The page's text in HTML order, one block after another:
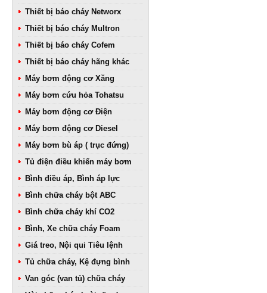
Thiết bị báo cháy Networx
Thiết bị báo cháy Multron
Thiết bị báo cháy Cofem
Thiết bị báo cháy hãng khác
Máy bơm động cơ Xăng
Máy bơm cứu hỏa Tohatsu
Máy bơm động cơ Điện
Máy bơm động cơ Diesel
Máy bơm bù áp ( trục đứng)
Tủ điện điều khiển máy bơm
Bình điều áp, Bình áp lực
Bình chữa cháy bột ABC
Bình chữa cháy khí CO2
Bình, Xe chữa cháy Foam
Giá treo, Nội qui Tiêu lệnh
Tủ chữa cháy, Kệ đựng bình
Van góc (van tủ) chữa cháy